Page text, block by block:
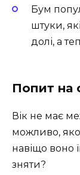
Бум
штуки,
долі, а
Попит на
Вік не має
можливо,
навіщо воно
зняти?